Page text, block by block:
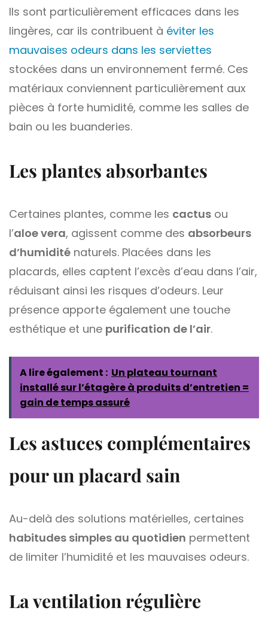
Ils sont particulièrement efficaces dans les
lingères, car ils contribuent à éviter les
mauvaises odeurs dans les serviettes
stockées dans un environnement fermé. Ces
matériaux conviennent particulièrement aux
pièces à forte humidité, comme les salles de
bain ou les buanderies.
Les plantes absorbantes
Certaines plantes, comme les cactus ou
l’aloe vera, agissent comme des absorbeurs
d’humidité naturels. Placées dans les
placards, elles captent l’excès d’eau dans l’air,
réduisant ainsi les risques d’odeurs. Leur
présence apporte également une touche
esthétique et une purification de l’air.
A lire également : Un plateau tournant
installé sur l’étagère à produits d’entretien =
gain de temps assuré
Les astuces complémentaires
pour un placard sain
Au-delà des solutions matérielles, certaines
habitudes simples au quotidien permettent
de limiter l’humidité et les mauvaises odeurs.
La ventilation régulière